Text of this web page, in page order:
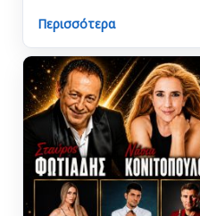
Περισσότερα